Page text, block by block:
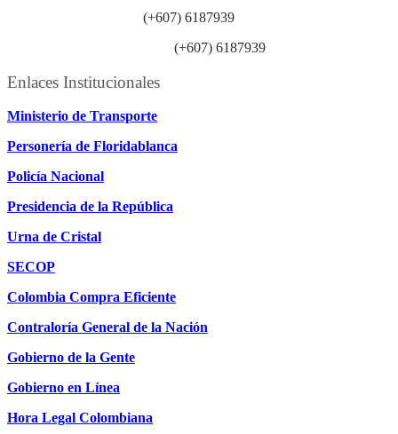
(+607) 6187939
(+607) 6187939
Enlaces Institucionales
Ministerio de Transporte
Personería de Floridablanca
Policía Nacional
Presidencia de la República
Urna de Cristal
SECOP
Colombia Compra Eficiente
Contraloría General de la Nación
Gobierno de la Gente
Gobierno en Línea
Hora Legal Colombiana